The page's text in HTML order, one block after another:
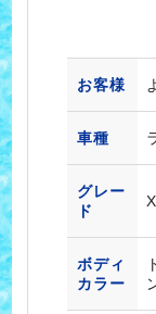
お客様
車種
グレー
ド
X
ボディ
カラー